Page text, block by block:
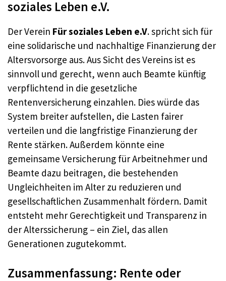
soziales Leben e.V.
Der Verein Für soziales Leben e.V. spricht sich für
eine solidarische und nachhaltige Finanzierung der
Altersvorsorge aus. Aus Sicht des Vereins ist es
sinnvoll und gerecht, wenn auch Beamte künftig
verpflichtend in die gesetzliche
Rentenversicherung einzahlen. Dies würde das
System breiter aufstellen, die Lasten fairer
verteilen und die langfristige Finanzierung der
Rente stärken. Außerdem könnte eine
gemeinsame Versicherung für Arbeitnehmer und
Beamte dazu beitragen, die bestehenden
Ungleichheiten im Alter zu reduzieren und
gesellschaftlichen Zusammenhalt fördern. Damit
entsteht mehr Gerechtigkeit und Transparenz in
der Alterssicherung – ein Ziel, das allen
Generationen zugutekommt.
Zusammenfassung: Rente oder